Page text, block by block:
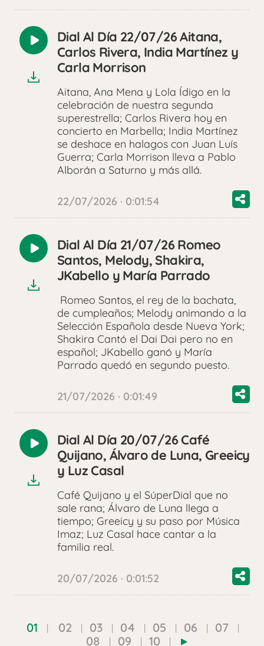
Reproducir
audio
Dial Al Día 22/07/26 Aitana,
Carlos Rivera, India Martínez y
Carla Morrison
Aitana, Ana Mena y Lola Ídigo en la
celebración de nuestra segunda
superestrella; Carlos Rivera hoy en
concierto en Marbella; India Martínez
se deshace en halagos con Juan Luís
Guerra; Carla Morrison lleva a Pablo
Alborán a Saturno y más allá.
22/07/2026 · 0:01:54
Reproducir
audio
Dial Al Día 21/07/26 Romeo
Santos, Melody, Shakira,
JKabello y María Parrado
Romeo Santos, el rey de la bachata,
de cumpleaños; Melody animando a la
Selección Española desde Nueva York;
Shakira Cantó el Dai Dai pero no en
español; JKabello ganó y María
Parrado quedó en segundo puesto.
21/07/2026 · 0:01:49
Reproducir
audio
Dial Al Día 20/07/26 Café
Quijano, Álvaro de Luna, Greeicy
y Luz Casal
Café Quijano y el SúperDial que no
sale rana; Álvaro de Luna llega a
tiempo; Greeicy y su paso por Música
Imaz; Luz Casal hace cantar a la
familia real.
20/07/2026 · 0:01:52
01 02 03 04 05 06
07
08
09 10